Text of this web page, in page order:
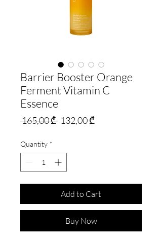
Barrier Booster Orange
Ferment Vitamin C
Essence
165,00 ₾ Regular
132,00 ₾Sale
Quantity *
Add to Cart
Buy Now